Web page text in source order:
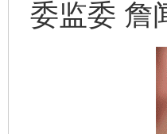
委监委 詹